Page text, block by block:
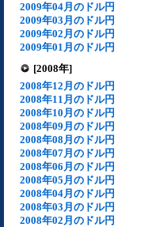
2009年04月のドル円
2009年03月のドル円
2009年02月のドル円
2009年01月のドル円
[2008年]
2008年12月のドル円
2008年11月のドル円
2008年10月のドル円
2008年09月のドル円
2008年08月のドル円
2008年07月のドル円
2008年06月のドル円
2008年05月のドル円
2008年04月のドル円
2008年03月のドル円
2008年02月のドル円